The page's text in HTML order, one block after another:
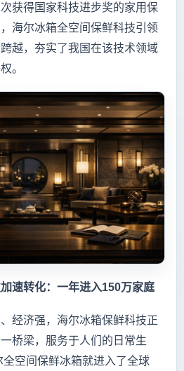
获得国家科技进步奖的家用保
海尔冰箱全空间保鲜科技引领
越，夯实了我国在该技术领域
。
转化：一年进入150万家庭
济强，海尔冰箱保鲜科技正
桥梁，服务于人们的日常生
空间保鲜冰箱就进入了全球